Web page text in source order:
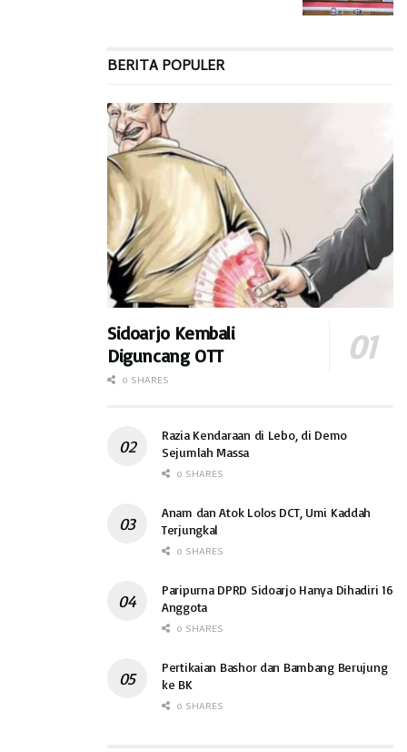
BERITA POPULER
Sidoarjo Kembali
Diguncang OTT
0 SHARES
Razia Kendaraan di Lebo, di Demo
Sejumlah Massa
0 SHARES
Anam dan Atok Lolos DCT, Umi Kaddah
Terjungkal
0 SHARES
Paripurna DPRD Sidoarjo Hanya Dihadiri 16
Anggota
0 SHARES
Pertikaian Bashor dan Bambang Berujung
ke BK
0 SHARES